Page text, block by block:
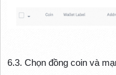
6.3. Chọn đồng coin và